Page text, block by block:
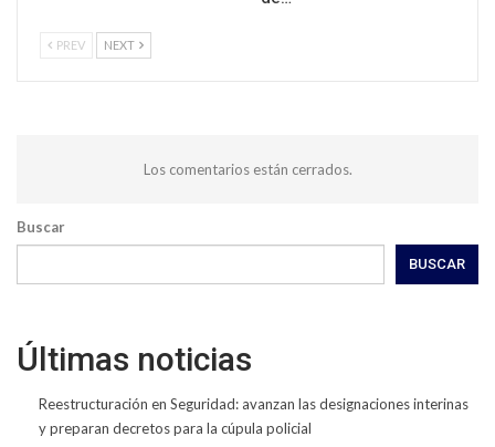
PREV NEXT
Los comentarios están cerrados.
Buscar
BUSCAR
Últimas noticias
Reestructuración en Seguridad: avanzan las designaciones interinas
y preparan decretos para la cúpula policial